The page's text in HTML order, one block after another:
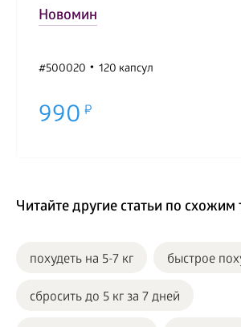
Новомин
#500020 120 капсул
990
Читайте другие статьи по схожим
похудеть на 5-7 кг быстрое
сбросить до 5 кг за 7 дней